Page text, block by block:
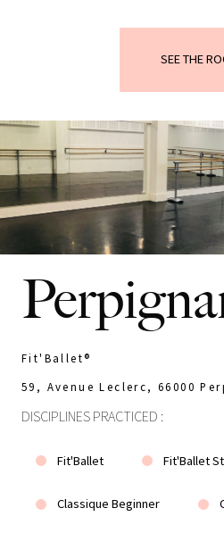
SEE THE
Fit'Ballet®
59, Avenue Leclerc, 66000
DISCIPLINES PRACTICED :
Fit'Ballet Fit'Ballet
Classique Beginner